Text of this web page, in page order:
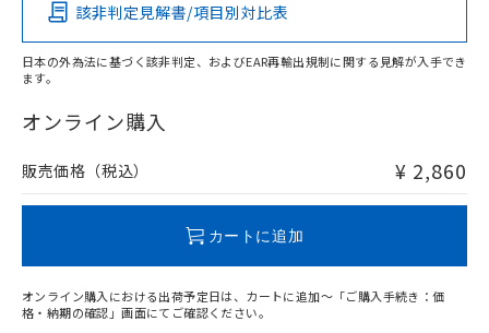
O
在庫等で未対応品が混在する可能性があります。
問い合わせください。
該非判定見解書/項目別対比表
日本の外為法に基づく該非判定、およびEAR再輸出規制に関する見解が入手でき
ます。
オンライン購入
販売価格（税込） ¥ 2,860
カートに追加
オンライン購入における出荷予定日は、カートに追加～「ご購入手続き：価
格・納期の確認」画面にてご確認ください。